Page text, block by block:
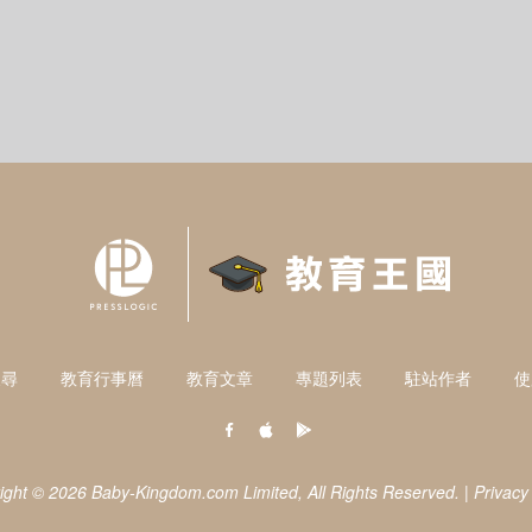
教育行事曆 教育文章 專題列表 駐站作者
© 2026 Baby-Kingdom.com Limited, All Rights Reserved. |